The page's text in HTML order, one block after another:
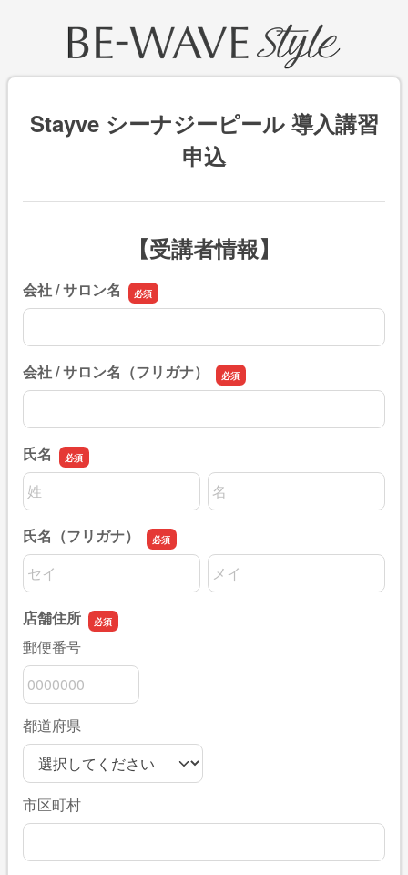
Stayve シーナジーピール 導入講習
申込
【受講者情報】
会社 / サロン名
会社 / サロン名
会社 / サロン名（フリガナ）
会社 / サロン名（フリガナ）
氏名
名前の姓
名前の名
氏名（フリガナ）
名前の姓
名前の名
店舗住所
郵便番号
都道府県
市区町村